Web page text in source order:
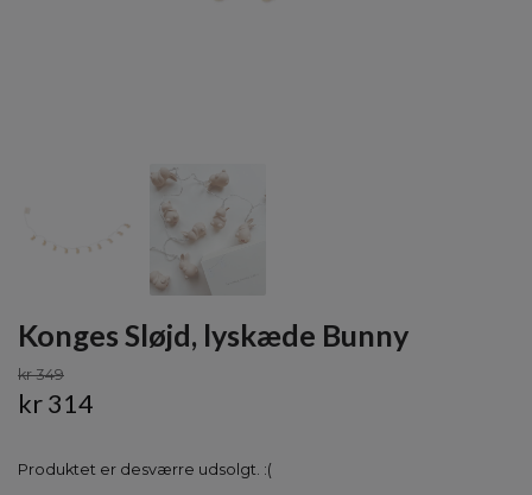
Konges Sløjd, lyskæde Bunny
kr 349
kr 314
Produktet er desværre udsolgt. :(